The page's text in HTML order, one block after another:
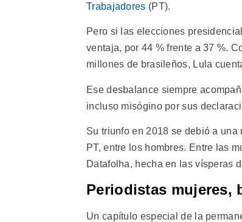
Trabajadores (PT).
Pero si las elecciones
ventaja, por 44 % frente a 37 %.
millones de brasileños, Lula
Ese desbalance siempre
incluso misógino por sus
Su triunfo en 2018 se debió a
PT, entre los hombres. Entre las
Datafolha, hecha en las vísperas
Periodistas mujeres,
Un capítulo especial de la